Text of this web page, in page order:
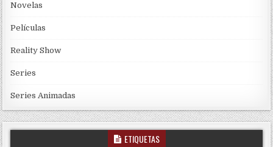
Novelas
Películas
Reality Show
Series
Series Animadas
ETIQUETAS